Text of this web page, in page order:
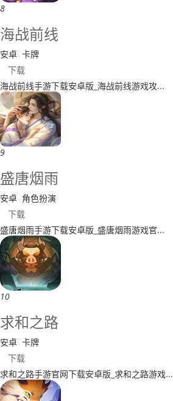
8
​海战前线
安卓 卡牌
下载
​海战前线手游下载安卓版_海战前线游戏攻...
9
​盛唐烟雨
安卓 角色扮演
下载
​盛唐烟雨手游下载安卓版_盛唐烟雨游戏官...
10
求和之路
安卓 卡牌
下载
求和之路手游官网下载安卓版_求和之路游戏...